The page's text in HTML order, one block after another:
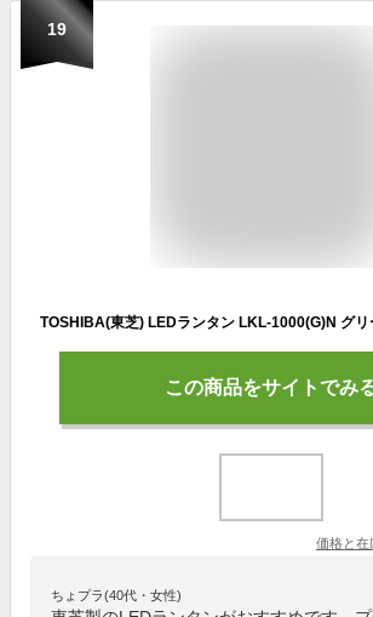
19
TOSHIBA(東芝) LEDランタン LKL-1000(G)N グ
この商品をサイトでみ
価格と在
ちょプラ(40代・女性)